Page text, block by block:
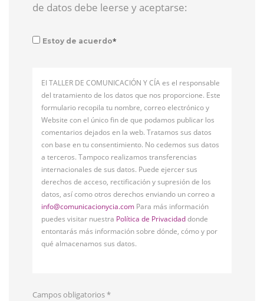
de datos debe leerse y aceptarse:
Estoy de acuerdo*
El TALLER DE COMUNICACIÓN Y CÍA es el responsable
del tratamiento de los datos que nos proporcione. Este
formulario recopila tu nombre, correo electrónico y
Website con el único fin de que podamos publicar los
comentarios dejados en la web. Tratamos sus datos
con base en tu consentimiento. No cedemos sus datos
a terceros. Tampoco realizamos transferencias
internacionales de sus datos. Puede ejercer sus
derechos de acceso, rectificación y supresión de los
datos, así como otros derechos enviando un correo a
info@comunicacionycia.com Para más información
puedes visitar nuestra Política de Privacidaddonde
entontarás más información sobre dónde, cómo y por
qué almacenamos sus datos.
Campos obligatorios*